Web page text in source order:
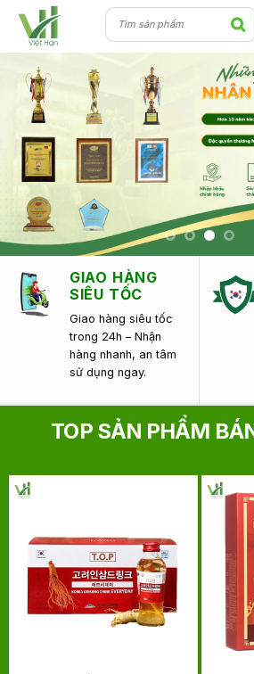
Skip
content
GIAO HÀNG
SIÊU TỐC
Giao hàng siêu tốc
trong 24h – Nhận
hàng nhanh, an tâm
sử dụng ngay.
TOP SẢN PHẨM